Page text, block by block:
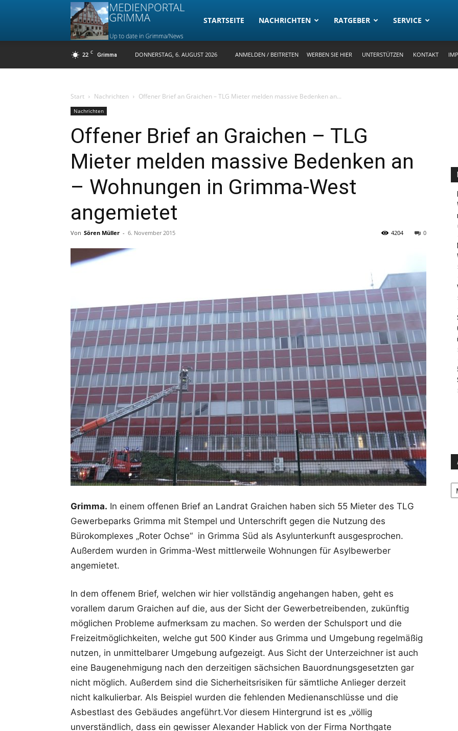
Medienportal
STARTSEITE NACHRICHTEN RATGEBER SERVICE
22 C Grimma DONNERSTAG, 6. AUGUST 2026 ANMELDEN / BEITRETEN WERBEN SIE HIER UNTERSTÜTZEN KONTAKT
Start Nachrichten Offener Brief an Graichen – TLG Mieter melden massive Bedenken an...
Nachrichten
Offener Brief an Graichen – TLG
Mieter melden massive Bedenken an
– Wohnungen in Grimma-West
angemietet
Von Sören Müller - 6. November 2015 0
4204
Grimma. In einem offenen Brief an Landrat Graichen haben sich 55 Mieter des TLG
Gewerbeparks Grimma mit Stempel und Unterschrift gegen die Nutzung des
Bürokomplexes „Roter Ochse“ in Grimma Süd als Asylunterkunft ausgesprochen.
Außerdem wurden in Grimma-West mittlerweile Wohnungen für Asylbewerber
angemietet.
In dem offenem Brief, welchen wir hier vollständig angehangen haben, geht es
vorallem darum Graichen auf die, aus der Sicht der Gewerbetreibenden, zukünftig
möglichen Probleme aufmerksam zu machen. So werden der Schulsport und die
Freizeitmöglichkeiten, welche gut 500 Kinder aus Grimma und Umgebung regelmäßig
nutzen, in unmittelbarer Umgebung aufgezeigt. Aus Sicht der Unterzeichner ist auch
eine Baugenehmigung nach den derzeitigen sächsichen Bauordnungsgesetzten gar
nicht möglich. Außerdem sind die Sicherheitsrisiken für sämtliche Anlieger derzeit
nicht kalkulierbar. Als Beispiel wurden die fehlenden Medienanschlüsse und die
Asbestlast des Gebäudes angeführt.Vor diesem Hintergrund ist es „völlig
unverständlich, dass ein gewisser Alexander Hablick von der Firma Northgate